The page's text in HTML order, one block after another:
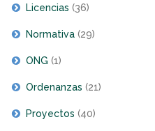
Licencias (36)
Normativa (29)
ONG (1)
Ordenanzas (21)
Proyectos (40)